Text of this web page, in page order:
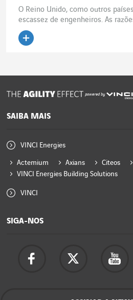
O Reino Unido, como outros
escassez de engenheiros. As
powered by
SAIBA MAIS
VINCI Energies
Actemium Axians Citeos
VINCI Energies Building Solutions
VINCI
SIGA-NOS